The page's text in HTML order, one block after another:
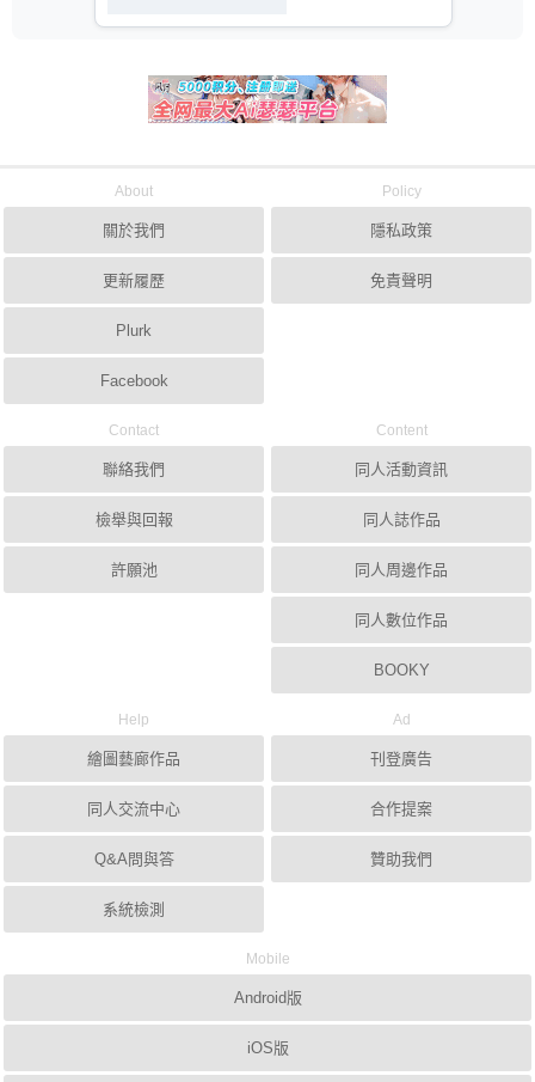
About
關於我們
更新履歷
Plurk
Facebook
Policy
隱私政策
免責聲明
Contact
聯絡我們
檢舉與回報
許願池
Content
同人活動資訊
同人誌作品
同人周邊作品
同人數位作品
BOOKY
Help
繪圖藝廊作品
同人交流中心
Q&A問與答
系統檢測
Ad
刊登廣告
合作提案
贊助我們
Mobile
Android版
iOS版